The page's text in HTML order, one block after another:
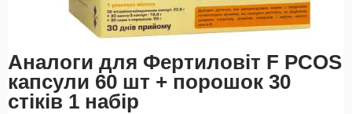
Аналоги для Фертиловіт F PCOS
капсули 60 шт + порошок 30
стіків 1 набір